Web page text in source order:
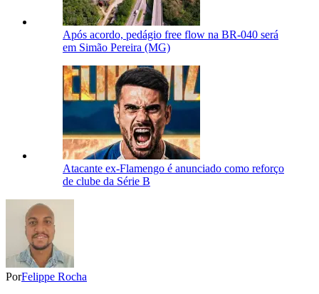
Após acordo, pedágio free flow na BR-040 será
em Simão Pereira (MG)
Atacante ex-Flamengo é anunciado como reforço
de clube da Série B
PorFelippe Rocha